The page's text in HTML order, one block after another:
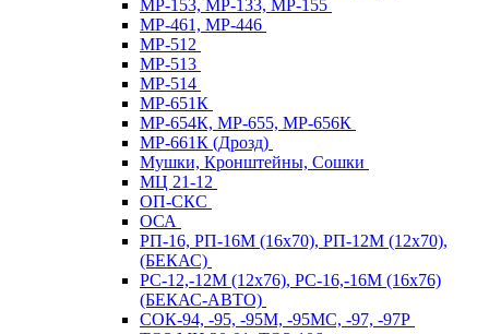
МР-153, МР-133, МР-155
МР-461, МР-446
МР-512
МР-513
МР-514
МР-651К
МР-654К, МР-655, МР-656К
МР-661К (Дрозд)
Мушки, Кронштейны, Сошки
МЦ 21-12
ОП-СКС
ОСА
РП-16, РП-16М (16х70), РП-12М (12х70),
(БЕКАС)
РС-12,-12М (12х76), РС-16,-16М (16х76)
(БЕКАС-АВТО)
СОК-94, -95, -95М, -95МС, -97, -97Р